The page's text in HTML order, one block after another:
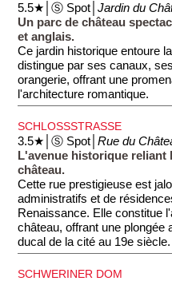
5.5★│Ⓢ Spot│Jardin du
Un parc de château
et anglais.
Ce jardin historique entoure
distingue par ses canaux,
orangerie, offrant une
l'architecture romantique.
SCHLOSSSTRASSE
3.5★│Ⓢ Spot│Rue du
L'avenue historique reliant
château.
Cette rue prestigieuse est
administratifs et de
Renaissance. Elle constitue
château, offrant une plongée
ducal de la cité au 19e siècle.
SCHWERINER DOM